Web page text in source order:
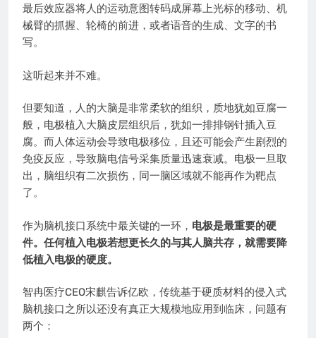
最后效应器将人的运动意图转码成屏幕上光标的移动、机
械臂的抓握、轮椅的前进，或者语音的生成、文字的书
写。
这听起来并不难。
但要知道，人的大脑是非常柔软的组织，质地犹如豆腐一
般，电极植入大脑皮层组织后，犹如一排排钢针插入豆
腐。而人体运动会导致电极移位，且还可能会产生剧烈的
免疫反应，导致脑电信号采集质量迅速衰减。电极一旦取
出，脑组织有二次损伤，同一脑区域就不能再作为靶点
了。
作为脑机接口系统中最关键的一环， 电极是最重要的硬
件。任何植入电极若想更长久的与其人脑共存，就需要降
低植入电极的硬度。
智冉医疗CEO宋麒告诉亿欧，传统基于硬质材料的侵入式
脑机接口之所以还没有真正大规模地应用到临床，问题有
两个：